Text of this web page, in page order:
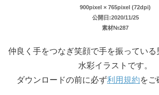
900pixel × 765pixel (72dpi)
公開日:2020/11/25
素材№287
仲良く手をつなぎ笑顔で手を振ってい
水彩イラストです。
ダウンロードの前に必ず利用規約をご